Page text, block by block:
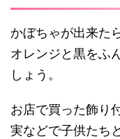
かぼちゃが出来た
オレンジと黒をふ
しょう。
お店で買った飾り
実などで子供たち